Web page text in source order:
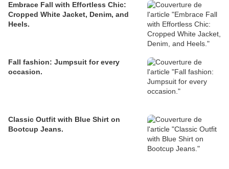
Embrace Fall with Effortless Chic:
Cropped White Jacket, Denim, and
Heels.
Fall fashion: Jumpsuit for every
occasion.
Classic Outfit with Blue Shirt on
Bootcup Jeans.